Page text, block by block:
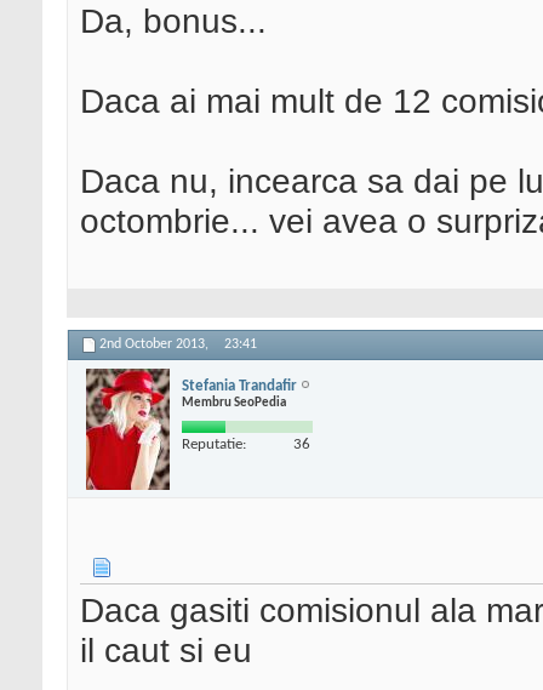
Da, bonus...
Daca ai mai mult de 12
Daca nu, incearca sa dai pe
octombrie... vei avea o
2nd October 2013, 23:41
Stefania Trandafir
Membru SeoPedia
Reputatie: 36
Daca gasiti comisionul ala
il caut si eu